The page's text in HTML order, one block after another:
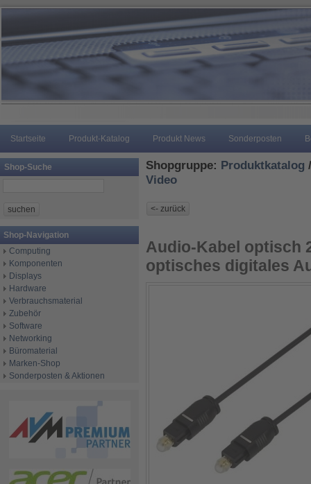
Startseite Produkt-Katalog Produkt News Sonderposten
Shop-Suche
Shop-Navigation
Computing
Komponenten
Displays
Hardware
Verbrauchsmaterial
Zubehör
Software
Networking
Büromaterial
Marken-Shop
Sonderposten & Aktionen
Shopgruppe: Produktkatalog
Video
Audio-Kabel optisch
optisches digitales